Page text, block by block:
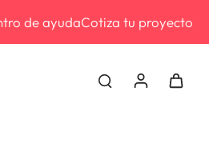
de ayudaCotiza tu proyecto
3 MESES SIN